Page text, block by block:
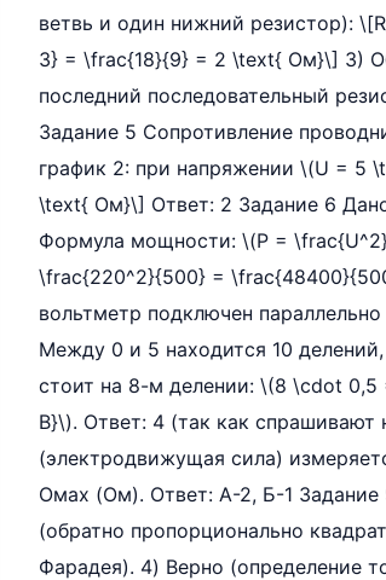
ветвь и один нижний резистор):
3} = \frac{18}{9} = 2 \text{ Ом}\] 3)
последний последовательный
Задание 5 Сопротивление
график 2: при напряжении \(U = 5
\text{ Ом}\] Ответ: 2 Задание 6
Формула мощности: \(P =
\frac{220^2}{500} =
вольтметр подключен
Между 0 и 5 находится 10
стоит на 8-м делении: \(8 \cdot
В}\). Ответ: 4 (так как
(электродвижущая сила)
Омах (Ом). Ответ: А-2, Б-1 Задание
(обратно пропорционально
Фарадея). 4) Верно (определение